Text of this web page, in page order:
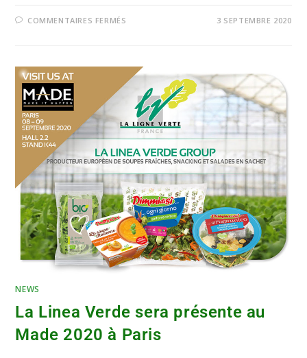
COMMENTAIRES FERMÉS 3 SEPTEMBRE 2020
NEWS
La Linea Verde sera présente au
Made 2020 à Paris